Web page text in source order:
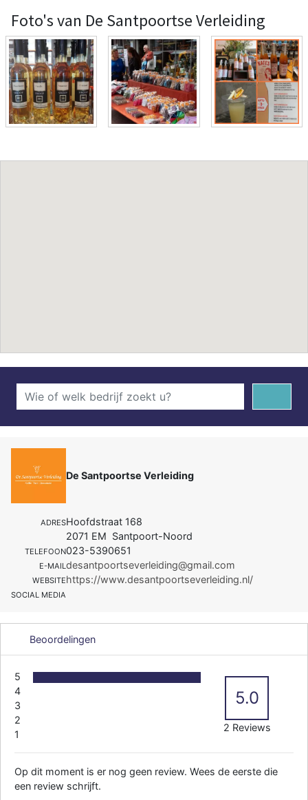
Foto's van De Santpoortse Verleiding
De Santpoortse Verleiding
ADRESHoofdstraat 168
2071 EM Santpoort-Noord
TELEFOON023-5390651
E-MAILdesantpoortseverleiding@gmail.com
WEBSITEhttps://www.desantpoortseverleiding.nl/
SOCIAL MEDIA
Beoordelingen
5
4
3
2
1
5.0
2 Reviews
Op dit moment is er nog geen review. Wees de eerste die
een review schrijft.